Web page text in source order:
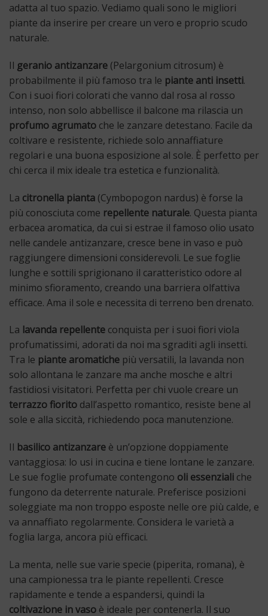
adatta al tuo spazio. Vediamo quali sono le migliori
piante da inserire per creare un vero e proprio scudo
naturale.
Il geranio antizanzare (Pelargonium citrosum) è
probabilmente il più famoso tra le piante anti insetti.
Con i suoi fiori colorati che vanno dal rosa al rosso
intenso, non solo abbellisce il balcone ma rilascia un
profumo agrumato che le zanzare detestano. Facile da
coltivare e resistente, richiede solo annaffiature
regolari e una buona esposizione al sole. È perfetto per
chi cerca il mix ideale tra estetica e funzionalità.
La citronella pianta (Cymbopogon nardus) è forse la
più conosciuta come repellente naturale. Questa pianta
erbacea aromatica, da cui si estrae il famoso olio usato
nelle candele antizanzare, cresce bene in vaso e può
raggiungere dimensioni considerevoli. Le sue foglie
lunghe e sottili sprigionano il caratteristico odore al
minimo sfioramento, creando una barriera olfattiva
efficace. Ama il sole e necessita di terreno ben drenato.
La lavanda repellente conquista per i suoi fiori viola
profumatissimi, adorati da noi ma sgraditi agli insetti.
Tra le piante aromatiche più versatili, la lavanda non
solo allontana le zanzare ma anche mosche e altri
fastidiosi visitatori. Perfetta per chi vuole creare un
terrazzo fiorito dall’aspetto romantico, resiste bene al
sole e alla siccità, richiedendo poca manutenzione.
Il basilico antizanzare è un’opzione doppiamente
vantaggiosa: lo usi in cucina e tiene lontane le zanzare.
Le sue foglie profumate contengono oli essenziali che
fungono da deterrente naturale. Preferisce posizioni
soleggiate ma non troppo esposte nelle ore più calde, e
va annaffiato regolarmente. Considera le varietà a
foglia larga, ancora più efficaci.
La menta, nelle sue varie specie (piperita, romana), è
una campionessa tra le piante repellenti. Cresce
rapidamente e tende a espandersi, quindi la
coltivazione in vaso è ideale per contenerla. Il suo